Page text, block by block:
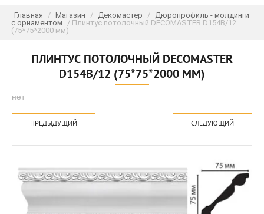
Главная / Магазин / Декомастер / Дюропрофиль - молдинги
с орнаментом
/ Плинтус потолочный DECOMASTER D154B/12
(75*75*2000 мм)
ПЛИНТУС ПОТОЛОЧНЫЙ DECOMASTER
D154B/12 (75*75*2000 ММ)
нет
ПРЕДЫДУЩИЙ СЛЕДУЮЩИЙ